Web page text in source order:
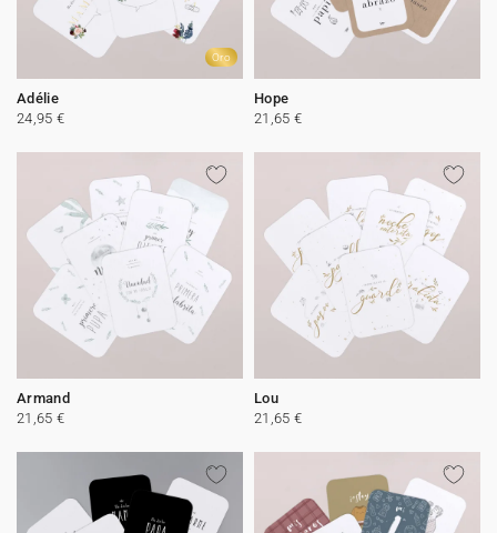
Oro
Adélie
24,95 €
Hope
21,65 €
Armand
21,65 €
Lou
21,65 €